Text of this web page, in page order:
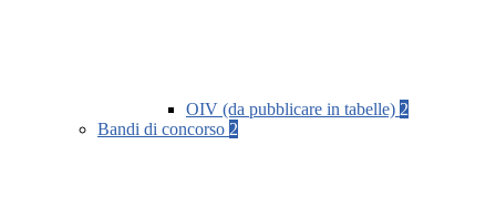
OIV (da pubblicare in tabelle) 2
Bandi di concorso 2